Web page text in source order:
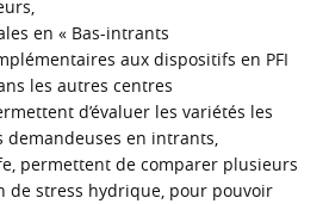
en « Bas-intrants
aux dispositifs en PFI
les autres centres
d’évaluer les variétés les
demandeuses en intrants,
permettent de comparer plusieurs
de stress hydrique, pour pouvoir